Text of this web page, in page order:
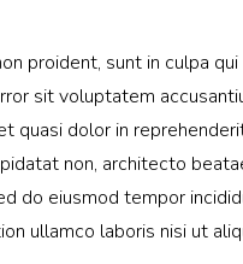
proident, sunt in culpa
sit voluptatem
quasi dolor in
non, architecto
do eiusmod tempor
ullamco laboris nisi ut